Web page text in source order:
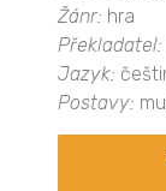
Žánr: hra
Překladatel:
Jazyk:
Postavy: